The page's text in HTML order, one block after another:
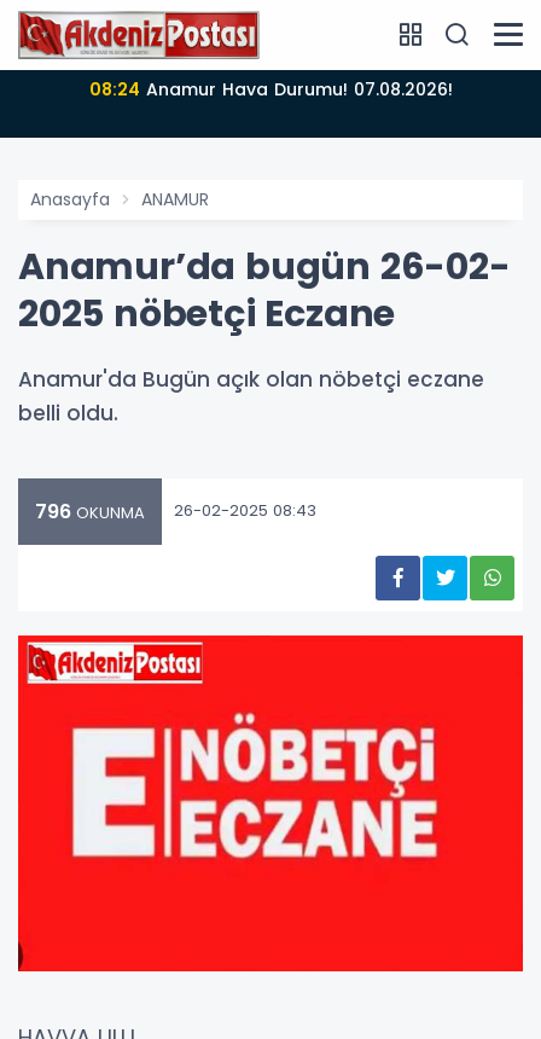
08:24 Anamur Hava Durumu! 07.08.2026!
Anasayfa ANAMUR
Anamur’da bugün 26-02-
2025 nöbetçi Eczane
Anamur'da Bugün açık olan nöbetçi eczane
belli oldu.
796 OKUNMA 26-02-2025 08:43